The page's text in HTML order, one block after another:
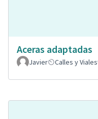
Aceras adaptadas
Javier
Calles y Viales